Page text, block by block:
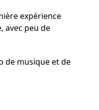
expérience
avec peu de
de musique et de